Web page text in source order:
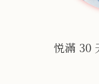
悦滿 30